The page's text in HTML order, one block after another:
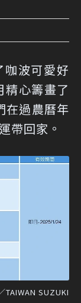
波可愛好
心籌畫了
在過農曆年
帶回家。
TAIWAN SUZUKI